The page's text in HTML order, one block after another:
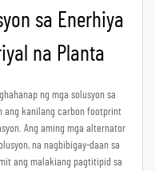
sa Enerhiya
na Planta
ng mga solusyon sa
ang kanilang carbon footprint
Ang aming mga alternator
na nagbibigay-daan sa
ang malakiang pagtitipid sa